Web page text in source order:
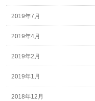
2019年7月
2019年4月
2019年2月
2019年1月
2018年12月